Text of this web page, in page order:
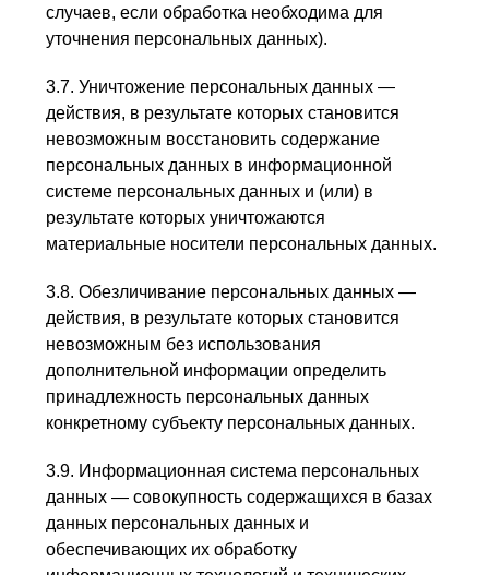
случаев, если обработка необходима для
уточнения персональных данных).
3.7. Уничтожение персональных данных —
действия, в результате которых становится
невозможным восстановить содержание
персональных данных в информационной
системе персональных данных и (или) в
результате которых уничтожаются
материальные носители персональных данных.
3.8. Обезличивание персональных данных —
действия, в результате которых становится
невозможным без использования
дополнительной информации определить
принадлежность персональных данных
конкретному субъекту персональных данных.
3.9. Информационная система персональных
данных — совокупность содержащихся в базах
данных персональных данных и
обеспечивающих их обработку